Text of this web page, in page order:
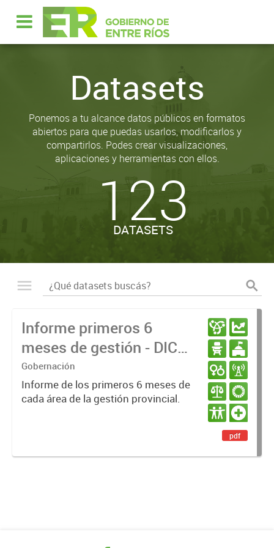
Datasets
Ponemos a tu alcance datos públicos en formatos
abiertos para que puedas usarlos, modificarlos y
compartirlos. Podes crear visualizaciones,
aplicaciones y herramientas con ellos.
123
DATASETS
Informe primeros 6
meses de gestión - DIC
23 / JUN 24
Gobernación
Informe de los primeros 6 meses de
cada área de la gestión provincial.
pdf